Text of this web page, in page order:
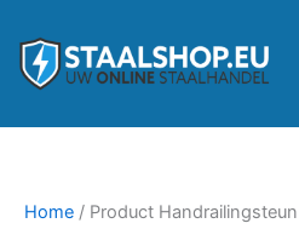
inhoud
naar
Home / Product